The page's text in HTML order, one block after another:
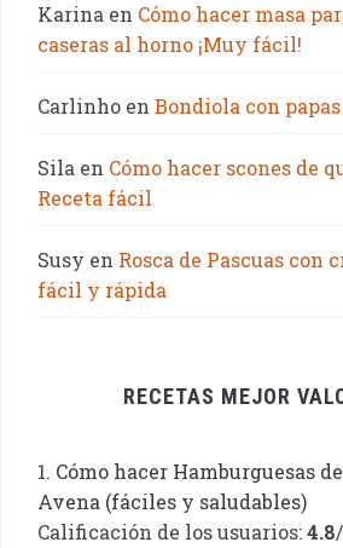
Karina en Cómo hacer masa
caseras al horno ¡Muy fácil!
Carlinho en Bondiola con
Sila en Cómo hacer scones de
Receta fácil
Susy en Rosca de Pascuas con
fácil y rápida
RECETAS MEJOR
Cómo hacer Hamburguesas
Avena (fáciles y saludables)
Calificación de los usuarios:4.8